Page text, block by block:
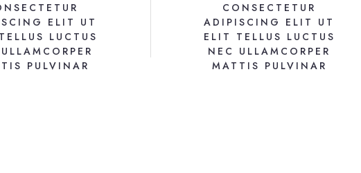
ELIT UT
LUCTUS
PULVINAR
CONSECTETUR
ADIPISCING ELIT UT
ELIT TELLUS LUCTUS
NEC ULLAMCORPER
MATTIS PULVINAR